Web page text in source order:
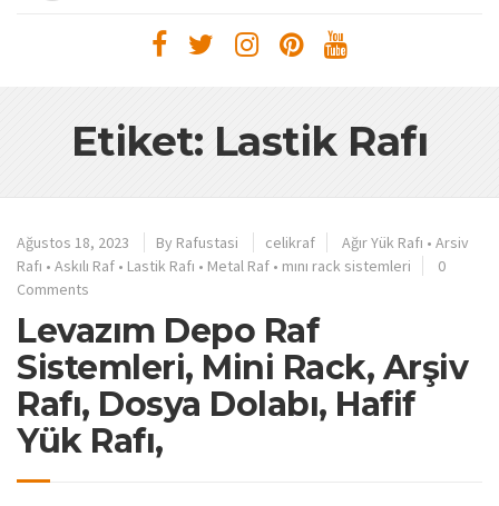
Etiket: Lastik Rafı
Ağustos 18, 2023 By Rafustasi celikraf Ağır Yük Rafı • Arsiv
Rafı • Askılı Raf • Lastik Rafı • Metal Raf • mını rack sistemleri
0
Comments
Levazım Depo Raf
Sistemleri, Mini Rack, Arşiv
Rafı, Dosya Dolabı, Hafif
Yük Rafı,